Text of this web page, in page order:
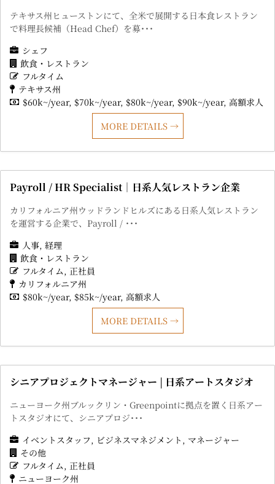
テキサス州ヒューストンにて、全米で展開する日本食レストラン
で料理長候補（Head Chef）を募･･･
シェフ
飲食・レストラン
フルタイム
テキサス州
$60k~/year $70k~/year $80k~/year $90k~/year 高額求人
MORE DETAILS
Payroll / HR Specialist｜日系人気レストラン企業
カリフォルニア州ウッドランドヒルズにある日系人気レストラン
を運営する企業で、Payroll / ･･･
人事 経理
飲食・レストラン
フルタイム 正社員
カリフォルニア州
$80k~/year $85k~/year 高額求人
MORE DETAILS
シニアプロジェクトマネージャー | 日系アートスタジオ
ニューヨーク州ブルックリン・Greenpointに拠点を置く日系アー
トスタジオにて、シニアプロジ･･･
イベントスタッフ
ビジネスマネジメント
マネージャー
その他
フルタイム 正社員
ニューヨーク州